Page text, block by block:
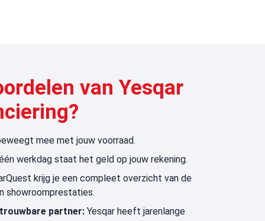
van Yesqar
mee met jouw voorraad.
werkdag staat het geld op jouw rekening.
krijg je een compleet overzicht van de
showroomprestaties.
partner: Yesqar heeft jarenlange